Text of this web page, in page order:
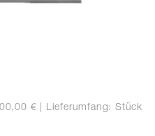
€ | Lieferumfang: Stück